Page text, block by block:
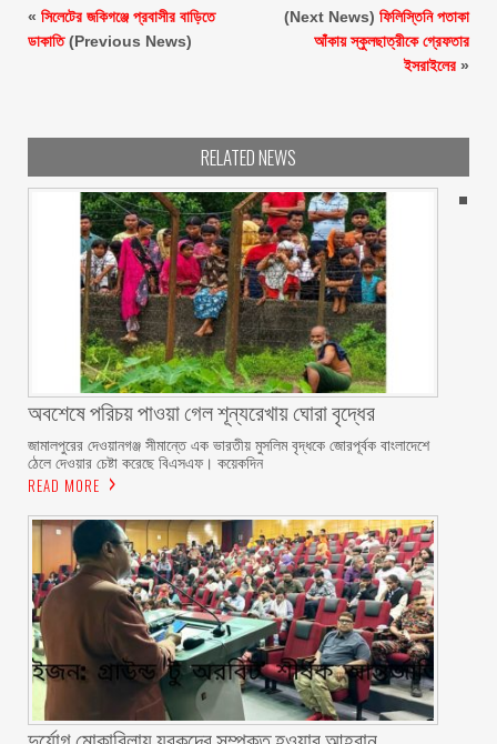
« সিলেটের জকিগঞ্জে প্রবাসীর বাড়িতে
ডাকাতি(Previous News)
(Next News) ফিলিস্তিনি পতাকা
আঁকায় স্কুলছাত্রীকে গ্রেফতার
ইসরাইলের»
RELATED NEWS
অবশেষে পরিচয় পাওয়া গেল শূন্যরেখায় ঘোরা বৃদ্ধের
জামালপুরের দেওয়ানগঞ্জ সীমান্তে এক ভারতীয় মুসলিম বৃদ্ধকে জোরপূর্বক বাংলাদেশে
ঠেলে দেওয়ার চেষ্টা করেছে বিএসএফ। কয়েকদিন
READ MORE